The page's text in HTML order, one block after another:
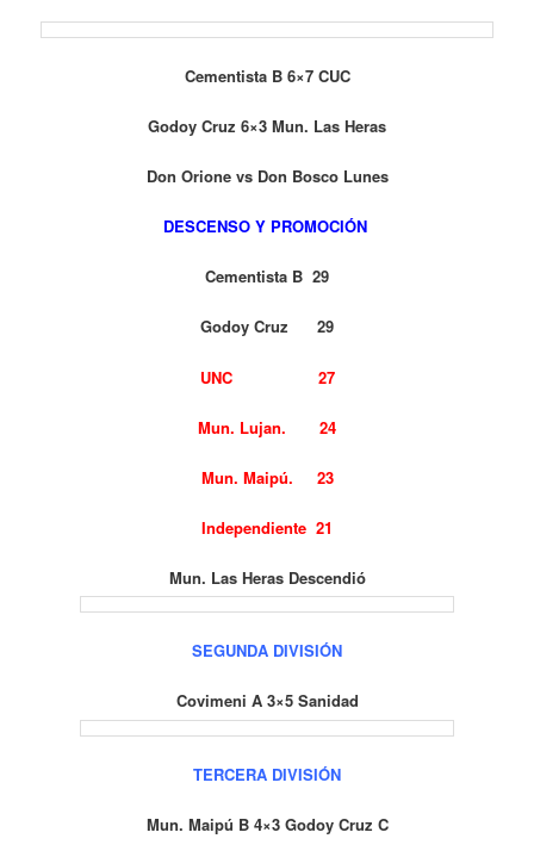
Cementista B 6×7 CUC
Godoy Cruz 6×3 Mun. Las Heras
Don Orione vs Don Bosco Lunes
DESCENSO Y PROMOCIÓN
Cementista B 29
Godoy Cruz 29
UNC 27
Mun. Lujan. 24
Mun. Maipú. 23
Independiente 21
Mun. Las Heras Descendió
SEGUNDA DIVISIÓN
Covimeni A 3×5 Sanidad
TERCERA DIVISIÓN
Mun. Maipú B 4×3 Godoy Cruz C